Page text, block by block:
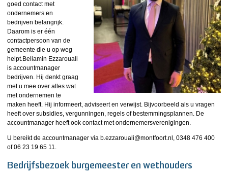
goed contact met
ondernemers en
bedrijven belangrijk.
Daarom is er één
contactpersoon van de
gemeente die u op weg
helpt.Beliamin Ezzarouali
is accountmanager
bedrijven. Hij denkt graag
met u mee over alles wat
met ondernemen te
maken heeft. Hij informeert, adviseert en verwijst. Bijvoorbeeld als u vragen
heeft over subsidies, vergunningen, regels of bestemmingsplannen. De
accountmanager heeft ook contact met ondernemersverenigingen.
U bereikt de accountmanager via b.ezzarouali@montfoort.nl, 0348 476 400
of 06 23 19 65 11.
Bedrijfsbezoek burgemeester en wethouders